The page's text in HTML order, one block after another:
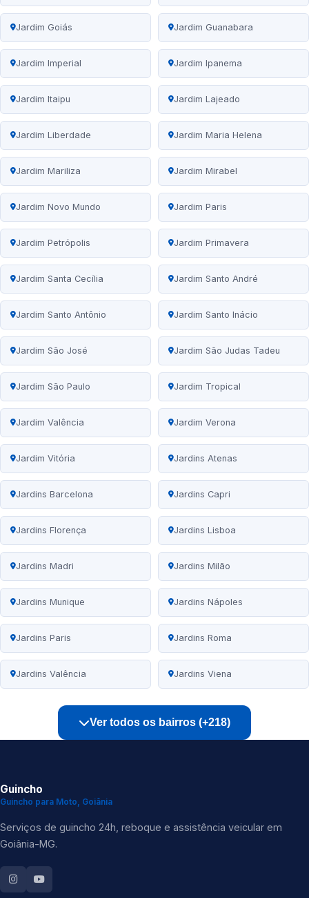
Jardim Goiás Jardim Guanabara
Jardim Imperial Jardim Ipanema
Jardim Itaipu Jardim Lajeado
Jardim Liberdade Jardim Maria Helena
Jardim Mariliza Jardim Mirabel
Jardim Novo Mundo Jardim Paris
Jardim Petrópolis Jardim Primavera
Jardim Santa Cecília Jardim Santo André
Jardim Santo Antônio Jardim Santo Inácio
Jardim São José Jardim São Judas Tadeu
Jardim São Paulo Jardim Tropical
Jardim Valência Jardim Verona
Jardim Vitória Jardins Atenas
Jardins Barcelona Jardins Capri
Jardins Florença Jardins Lisboa
Jardins Madri Jardins Milão
Jardins Munique Jardins Nápoles
Jardins Paris Jardins Roma
Jardins Valência Jardins Viena
Ver todos os bairros (+218)
Guincho
Guincho para Moto, Goiânia
Serviços de guincho 24h, reboque e assistência veicular em
Goiânia-MG.